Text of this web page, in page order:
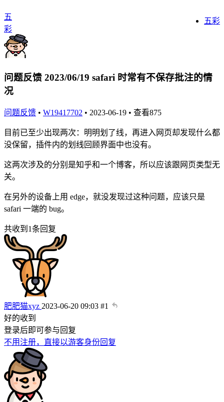
五
彩
五彩
问题反馈 2023/06/19 safari 时常有不保存批注的情
况
问题反馈 • W19417702 • 2023-06-19 • 查看875
目前已至少出现两次：明明划了线，再进入网页却发现什么都
没保留，插件内的划线回顾界面中也没有。
这两次涉及的分别是知乎和一个博客，所以应该跟网页类型无
关。
在另外的设备上用 edge，就没发现过这种问题，应该只是
safari 一端的 bug。
共收到1条回复
肥肥猫xyz 2023-06-20 09:03 #1
好的收到
登录后即可参与回复
不用注册，直接以游客身份回复